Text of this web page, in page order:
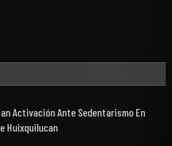
Activación Ante Sedentarismo En
Huixquilucan